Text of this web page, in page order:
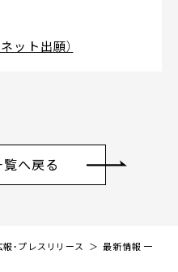
ット出願）
へ戻る
・プレスリリース
最新情報 一